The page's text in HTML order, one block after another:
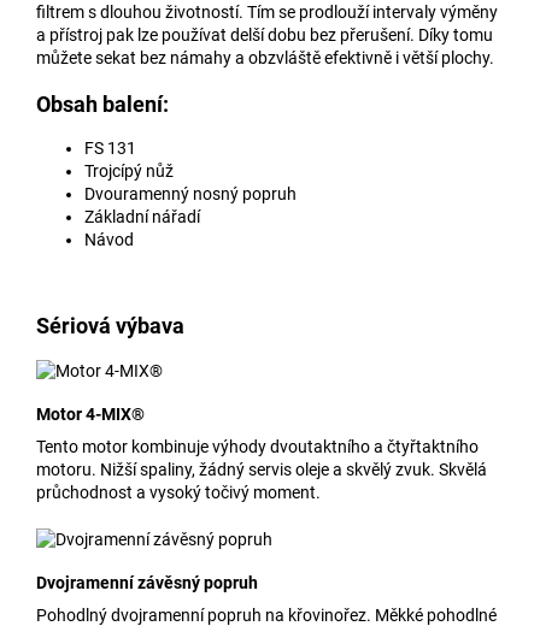
filtrem s dlouhou životností. Tím se prodlouží intervaly výměny
a přístroj pak lze používat delší dobu bez přerušení. Díky tomu
můžete sekat bez námahy a obzvláště efektivně i větší plochy.
Obsah balení:
FS 131
Trojcípý nůž
Dvouramenný nosný popruh
Základní nářadí
Návod
Sériová výbava
Motor 4-MIX®
Tento motor kombinuje výhody dvoutaktního a čtyřtaktního
motoru. Nižší spaliny, žádný servis oleje a skvělý zvuk. Skvělá
průchodnost a vysoký točivý moment.
Dvojramenní závěsný popruh
Pohodlný dvojramenní popruh na křovinořez. Měkké pohodlné